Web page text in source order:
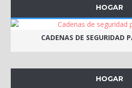
HOGAR
CADENAS DE SEGURIDAD
HOGAR